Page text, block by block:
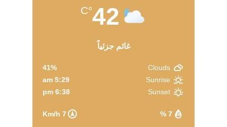
42
°C
غائم جزئياً
7 %
7 Km/h
Clouds
41%
Sunrise
5:29 am
Sunset
6:38 pm